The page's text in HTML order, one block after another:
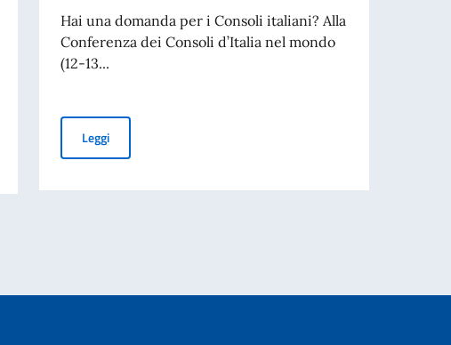
per l’espatrio dal 3 agosto
Hai una domanda per i Consoli italiani? Alla
Conferenza dei Consoli d’Italia nel mondo
(12-13...
LeggiConferenza dei Consoli d'Italia nel mondo (Roma, 12-13 giugno